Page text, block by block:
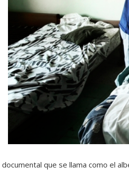
documental que se llama como el